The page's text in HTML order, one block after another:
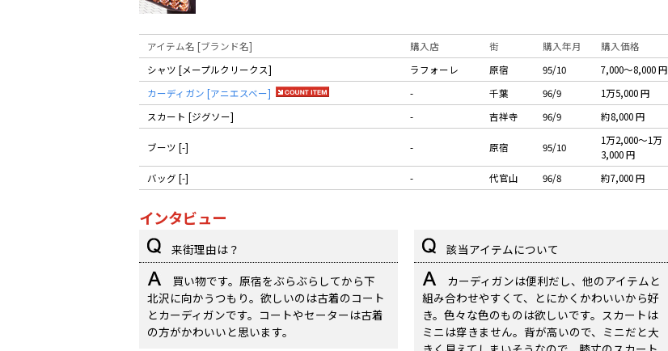
アイテム名 [ブランド名] 購入店 街 購入年月
購入価格
シャツ [メープルクリークス]
ラフォーレ 原宿 95/10
7,000〜8,000 円
カーディガン [アニエスベー]
- 千葉 96/9
1万5,000 円
スカート [ジグソー]
- 吉祥寺 96/9 約8,000 円
ブーツ [-] - 原宿 95/10
1万2,000〜1万
3,000 円
バッグ [-]
- 代官山 96/8 約7,000 円
インタビュー
来街理由は？
買い物です。原宿をぶらぶらしてから下
北沢に向かうつもり。欲しいのは古着のコート
とカーディガンです。コートやセーターは古着
の方がかわいいと思います。
該当アイテムについて
カーディガンは便利だし、他のアイテムと
組み合わせやすくて、とにかくかわいいから好
き。色々な色のものは欲しいです。スカートは
ミニは穿きません。背が高いので、ミニだと大